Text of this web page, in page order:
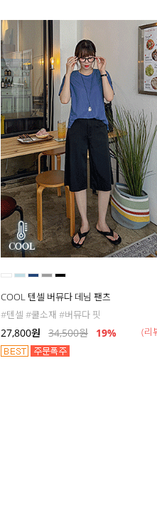
COOL 텐셀 버뮤다 데님 팬츠
#텐셀 #쿨소재 #버뮤다 핏
27,800원 34,500원 19% (리